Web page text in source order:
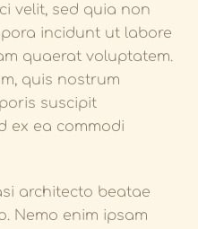
velit, sed quia non
incidunt ut labore
quaerat voluptatem.
quis nostrum
suscipit
ex ea commodi
architecto beatae
Nemo enim ipsam